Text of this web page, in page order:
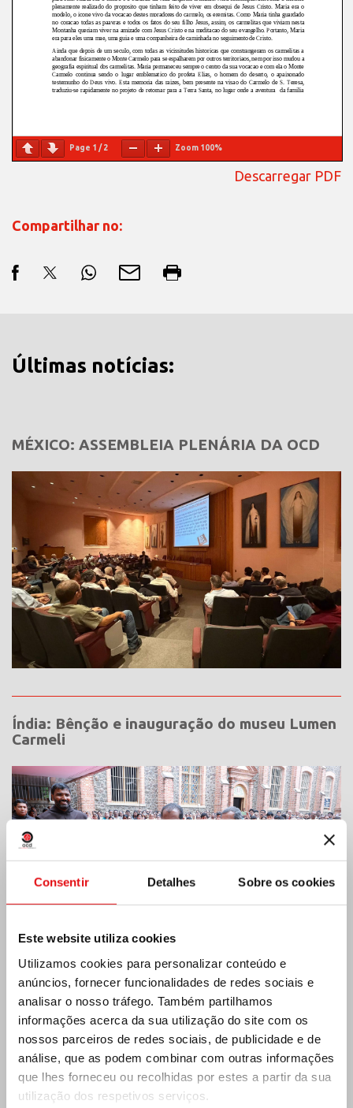
Consentir Detalhes Sobre os cookies
Este website utiliza cookies
Utilizamos cookies para personalizar conteúdo e
anúncios, fornecer funcionalidades de redes sociais e
analisar o nosso tráfego. Também partilhamos
informações acerca da sua utilização do site com os
nossos parceiros de redes sociais, de publicidade e de
análise, que as podem combinar com outras informações
que lhes forneceu ou recolhidas por estes a partir da sua
utilização dos respetivos serviços.
Page 1 /2 Zoom 100%
Descarregar PDF
Compartilhar no:
Últimas notícias:
MÉXICO: ASSEMBLEIA PLENÁRIA DA OCD
Índia: Bênção e inauguração do museu Lumen
Carmeli
Costa do Marfim: Duplo Jubileu de Prata